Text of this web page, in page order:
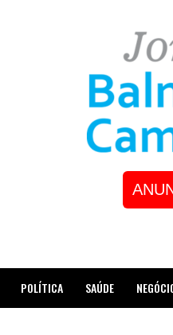
POLÍTICA SAÚDE